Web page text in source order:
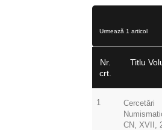
Urmează 1 articol
Nr.
crt.
Titlu
1
Cercetări
CN, XVII,